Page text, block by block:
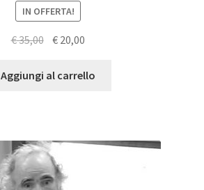
IN OFFERTA!
€35,00
originale
€ 20,00
attuale
Aggiungi al carrello